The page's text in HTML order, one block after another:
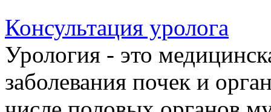
Консультация уролога
Урология - это
заболевания почек и